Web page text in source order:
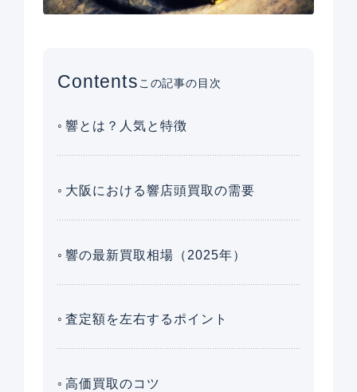
Contentsこの記事の目次
響とは？人気と特徴
大阪における響店頭買取の需要
響の最新買取相場（2025年）
査定額を左右するポイント
高価買取のコツ